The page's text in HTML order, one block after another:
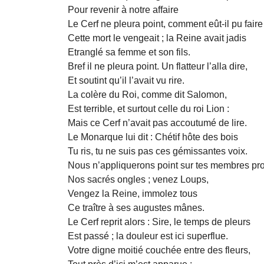
Pour revenir à notre affaire
Le Cerf ne pleura point, comment eût-il pu
Cette mort le vengeait ; la Reine avait jadis
Etranglé sa femme et son fils.
Bref il ne pleura point. Un flatteur l’alla dire,
Et soutint qu’il l’avait vu rire.
La colère du Roi, comme dit Salomon,
Est terrible, et surtout celle du roi Lion :
Mais ce Cerf n’avait pas accoutumé de lire.
Le Monarque lui dit : Chétif hôte des bois
Tu ris, tu ne suis pas ces gémissantes voix.
Nous n’appliquerons point sur tes membres
Nos sacrés ongles ; venez Loups,
Vengez la Reine, immolez tous
Ce traître à ses augustes mânes.
Le Cerf reprit alors : Sire, le temps de pleurs
Est passé ; la douleur est ici superflue.
Votre digne moitié couchée entre des fleurs,